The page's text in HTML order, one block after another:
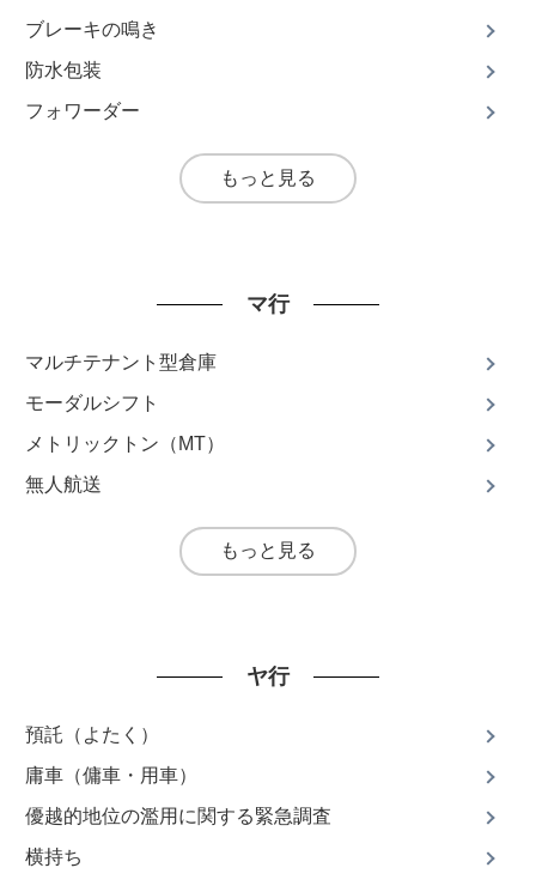
ブレーキの鳴き
防水包装
フォワーダー
もっと見る
マ行
マルチテナント型倉庫
モーダルシフト
メトリックトン（MT）
無人航送
もっと見る
ヤ行
預託（よたく）
庸車（傭車・用車）
優越的地位の濫用に関する緊急調査
横持ち